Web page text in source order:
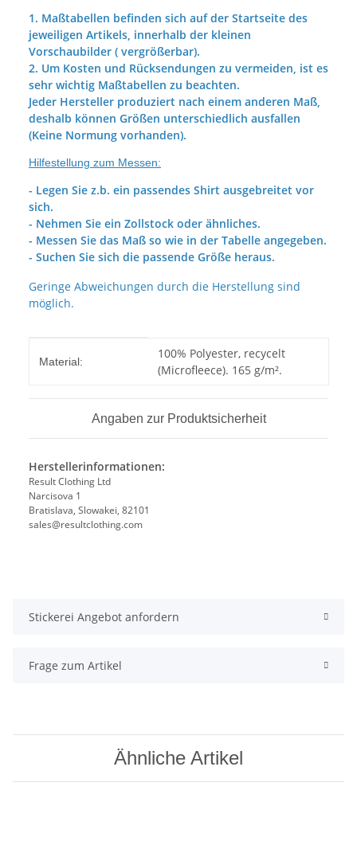
1. Maßtabellen befinden sich auf der Startseite des
jeweiligen Artikels, innerhalb der kleinen
Vorschaubilder ( vergrößerbar).
2. Um Kosten und Rücksendungen zu vermeiden, ist es
sehr wichtig Maßtabellen zu beachten.
Jeder Hersteller produziert nach einem anderen Maß,
deshalb können Größen unterschiedlich ausfallen
(Keine Normung vorhanden).
Hilfestellung zum Messen:
- Legen Sie z.b. ein passendes Shirt ausgebreitet vor
sich.
- Nehmen Sie ein Zollstock oder ähnliches.
- Messen Sie das Maß so wie in der Tabelle angegeben.
- Suchen Sie sich die passende Größe heraus.
Geringe Abweichungen durch die Herstellung sind
möglich.
Material:
100% Polyester, recycelt
(Microfleece). 165 g/m².
Angaben zur Produktsicherheit
Herstellerinformationen:
Result Clothing Ltd
Narcisova 1
Bratislava, Slowakei, 82101
sales@resultclothing.com
Stickerei Angebot anfordern
Frage zum Artikel
Ähnliche Artikel